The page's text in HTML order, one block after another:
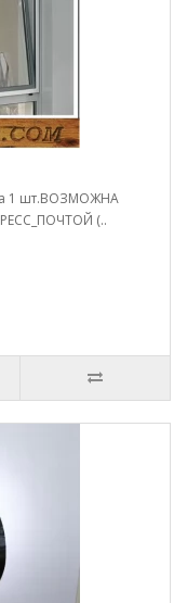
1 шт.ВОЗМОЖНА
(..